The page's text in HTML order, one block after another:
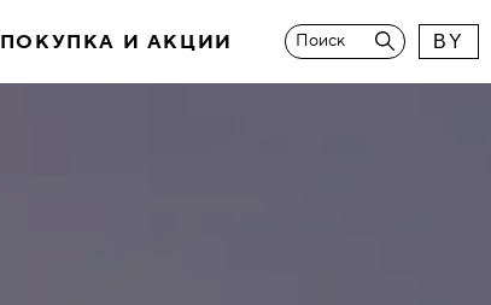
ПОКУПКА И АКЦИИ Поиск BY